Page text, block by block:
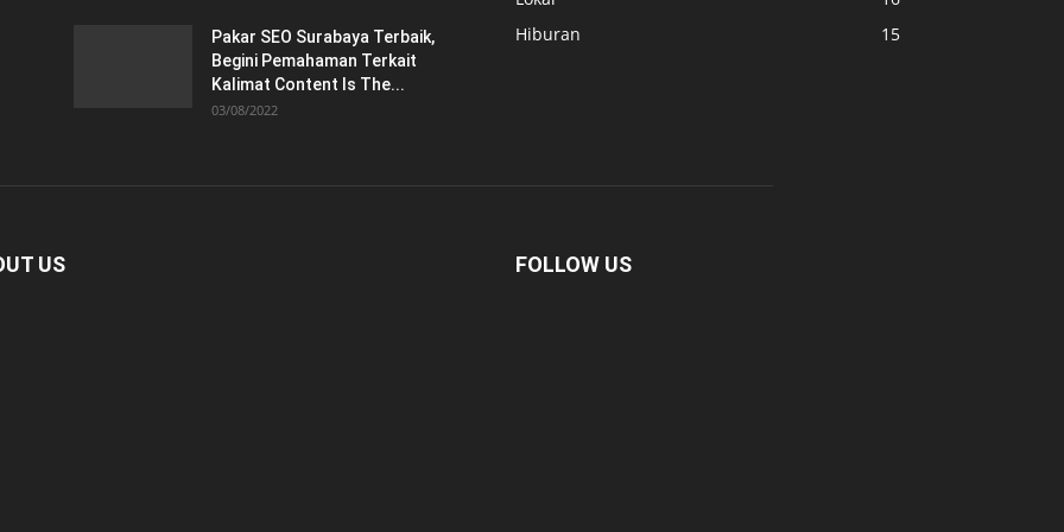
Pakar SEO Surabaya Terbaik,
Begini Pemahaman Terkait
Kalimat Content Is The...
03/08/2022
Hiburan
15
US FOLLOW US